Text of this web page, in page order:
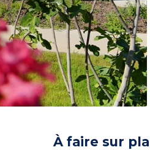
À faire sur